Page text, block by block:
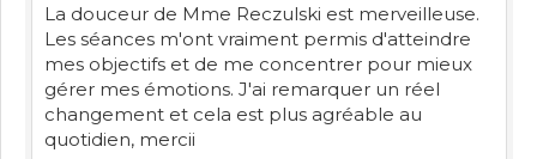
La douceur de Mme Reczulski est merveilleuse.
Les séances m'ont vraiment permis d'atteindre
mes objectifs et de me concentrer pour mieux
gérer mes émotions. J'ai remarquer un réel
changement et cela est plus agréable au
quotidien, mercii